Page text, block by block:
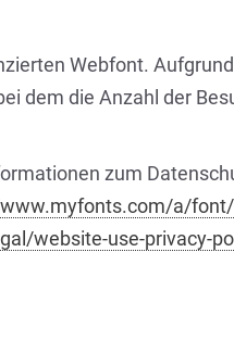
Webfont.
dem die Anzahl der
zum
a/
website-use-privacy-